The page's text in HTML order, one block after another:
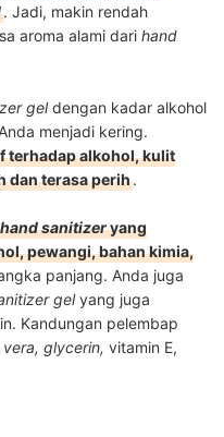
. Jadi, makin rendah
aroma alami dari hand
geldengan kadar alkohol
menjadi kering.
terhadap alkohol, kulit
dan terasa perih.
hand sanitizeryang
pewangi, bahan kimia,
panjang. Anda juga
gelyang juga
Kandungan pelembap
vera, glycerin, vitamin E,